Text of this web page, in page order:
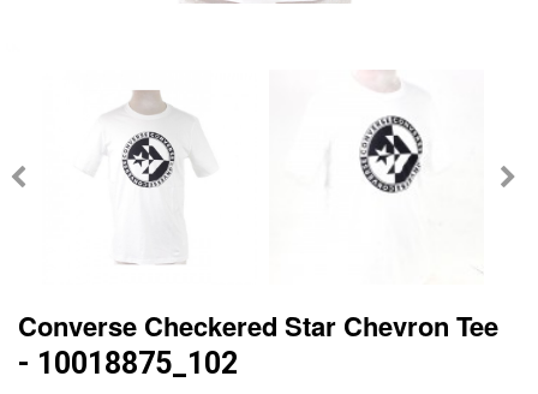
Converse Checkered Star Chevron Tee
- 10018875_102